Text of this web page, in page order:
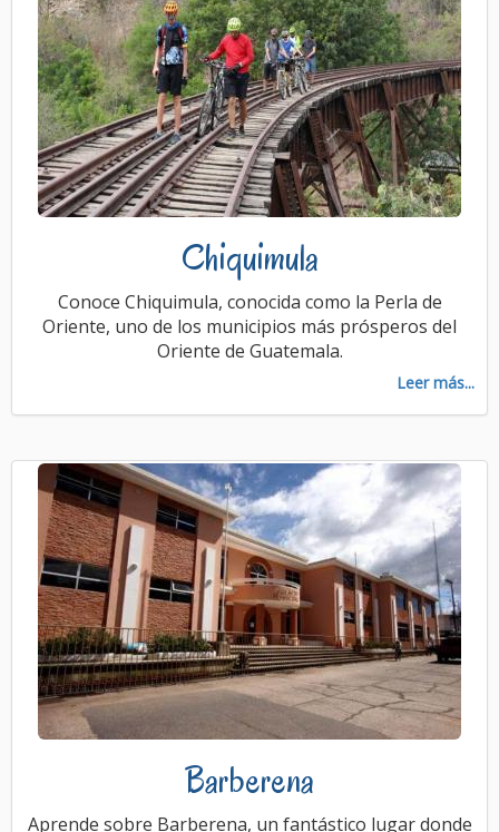
Chiquimula
Conoce Chiquimula, conocida como la Perla de
Oriente, uno de los municipios más prósperos del
Oriente de Guatemala.
Leer más...
Barberena
Aprende sobre Barberena, un fantástico lugar donde